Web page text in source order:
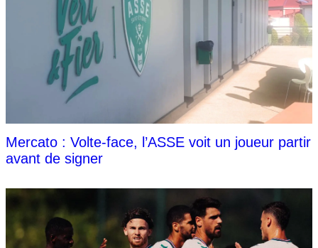
Mercato : Volte-face, l’ASSE voit un joueur partir
avant de signer